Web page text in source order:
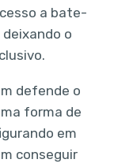
a bate-
o
defende o
forma de
em
conseguir